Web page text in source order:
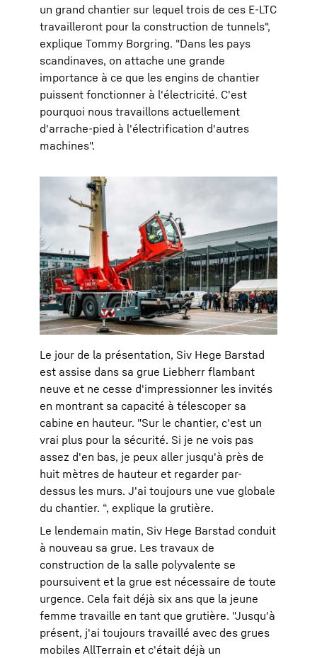
un grand chantier sur lequel trois de ces E-LTC
travailleront pour la construction de tunnels",
explique Tommy Borgring. "Dans les pays
scandinaves, on attache une grande
importance à ce que les engins de chantier
puissent fonctionner à l'électricité. C'est
pourquoi nous travaillons actuellement
d'arrache-pied à l'électrification d'autres
machines".
Le jour de la présentation, Siv Hege Barstad
est assise dans sa grue Liebherr flambant
neuve et ne cesse d'impressionner les invités
en montrant sa capacité à télescoper sa
cabine en hauteur. "Sur le chantier, c'est un
vrai plus pour la sécurité. Si je ne vois pas
assez d'en bas, je peux aller jusqu'à près de
huit mètres de hauteur et regarder par-
dessus les murs. J'ai toujours une vue globale
du chantier. “, explique la grutière.
Le lendemain matin, Siv Hege Barstad conduit
à nouveau sa grue. Les travaux de
construction de la salle polyvalente se
poursuivent et la grue est nécessaire de toute
urgence. Cela fait déjà six ans que la jeune
femme travaille en tant que grutière. "Jusqu'à
présent, j'ai toujours travaillé avec des grues
mobiles AllTerrain et c'était déjà un